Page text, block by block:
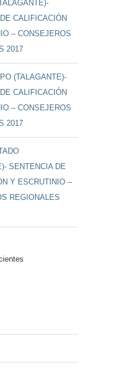
CALIFICACIÓN
– CONSEJEROS
2017
(TALAGANTE)-
CALIFICACIÓN
– CONSEJEROS
2017
SENTENCIA DE
Y ESCRUTINIO –
REGIONALES